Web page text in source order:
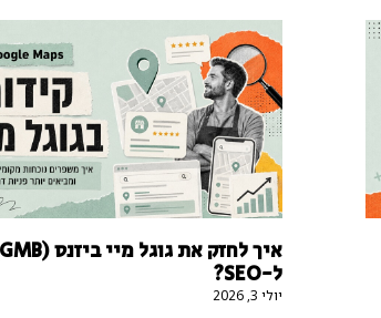
ל-SEO?
יולי 3, 2026